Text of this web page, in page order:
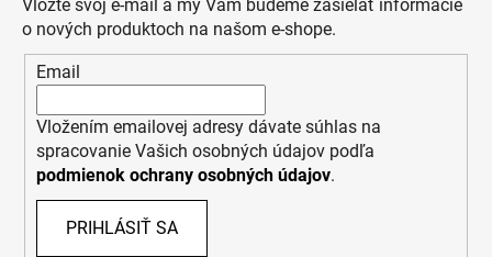
Vložte svoj e-mail a my Vám budeme zasielať informácie
o nových produktoch na našom e-shope.
Email
Vložením emailovej adresy dávate súhlas na
spracovanie Vašich osobných údajov podľa
podmienok ochrany osobných údajov.
PRIHLÁSIŤ SA